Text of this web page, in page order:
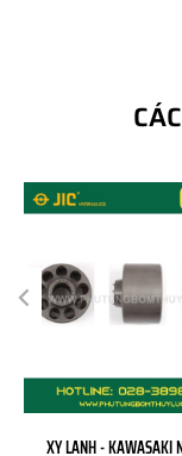
XY LANH - KAWASAKI